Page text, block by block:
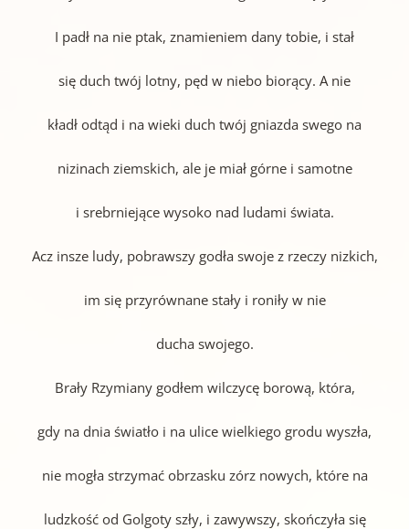
I padł na nie ptak, znamieniem dany tobie, i stał
się duch twój lotny, pęd w niebo biorący. A nie
kładł odtąd i na wieki duch twój gniazda swego na
nizinach ziemskich, ale je miał górne i samotne
i srebrniejące wysoko nad ludami świata.
Acz insze ludy, pobrawszy godła swoje z rzeczy nizkich,
im się przyrównane stały i roniły w nie
ducha swojego.
Brały Rzymiany godłem wilczycę borową, która,
gdy na dnia światło i na ulice wielkiego grodu wyszła,
nie mogła strzymać obrzasku zórz nowych, które na
ludzkość od Golgoty szły, i zawywszy, skończyła się